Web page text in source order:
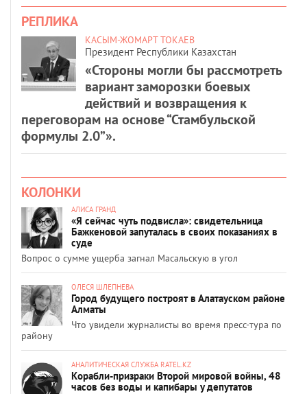
РЕПЛИКА
КАСЫМ-ЖОМАРТ ТОКАЕВ
Президент Республики Казахстан
«Стороны могли бы рассмотреть
вариант заморозки боевых
действий и возвращения к
переговорам на основе “Стамбульской
формулы 2.0”».
КОЛОНКИ
АЛИСА ГРАНД
«Я сейчас чуть подвисла»: свидетельница
Бажкеновой запуталась в своих показаниях в
суде
Вопрос о сумме ущерба загнал Масальскую в угол
ОЛЕСЯ ШЛЕПНЕВА
Город будущего построят в Алатауском районе
Алматы
Что увидели журналисты во время пресс-тура по
району
АНАЛИТИЧЕСКАЯ СЛУЖБА RATEL.KZ
Корабли-призраки Второй мировой войны, 48
часов без воды и капибары у депутатов